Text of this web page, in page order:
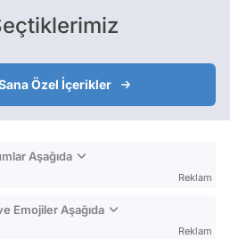
Özel İçerikler
Aşağıda
Reklam
Emojiler Aşağıda
Reklam